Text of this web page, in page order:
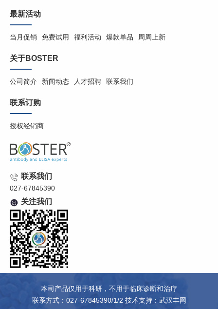
最新活动
当月促销 免费试用 福利活动 爆款单品 周周上新
关于BOSTER
公司简介 新闻动态 人才招聘 联系我们
联系订购
授权经销商
联系我们
027-67845390
关注我们
本司产品仅用于科研，不用于临床诊断和治疗
联系方式：027-67845390/1/2 技术支持： 武汉丰网